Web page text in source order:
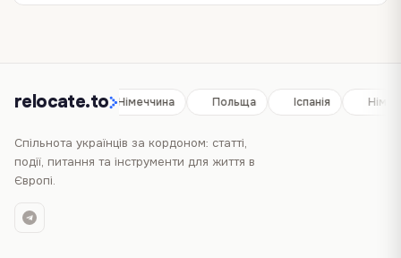
родини. Інцидент стався у вівторок, коли…
Трамп пов’язав із власними…
одному з найбільш людних місць столиці. За…
планують поїздки до Сполучених Штатів. Для…
relocate.to
Іспанія Німеччина Польща Іспанія
Спільнота українців за кордоном: статті,
події, питання та інструменти для життя в
Європі.